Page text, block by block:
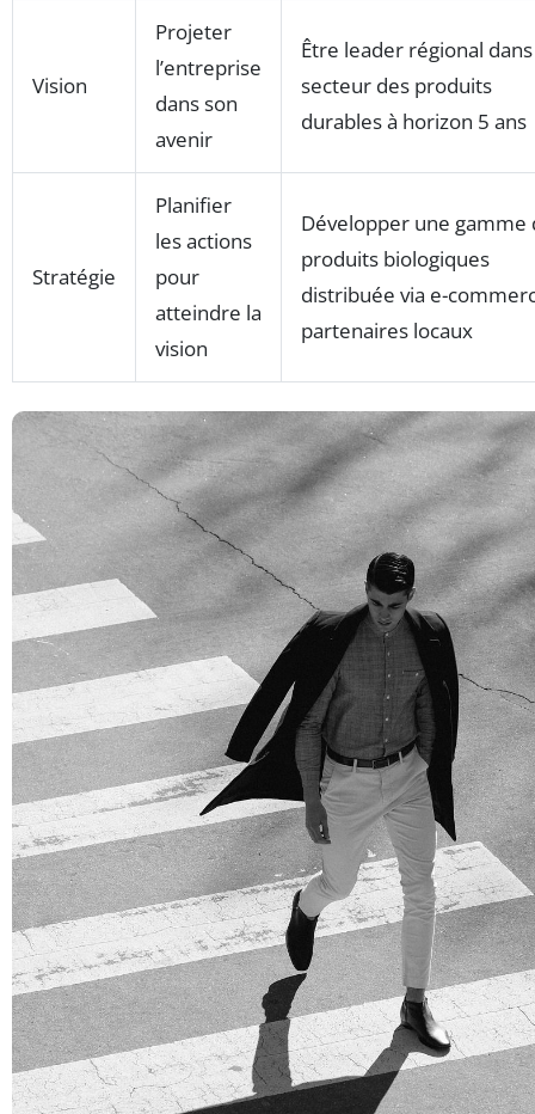
Vision
Projeter
l’entreprise
dans son
avenir
Être leader régional
secteur des produits
durables à horizon 5 ans
Stratégie
Planifier
les actions
pour
atteindre la
vision
Développer une gamme
produits biologiques
distribuée via e-
partenaires locaux